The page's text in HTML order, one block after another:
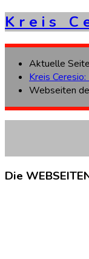
K r e i s C
Aktuelle
Kreis
Webseiten
Die